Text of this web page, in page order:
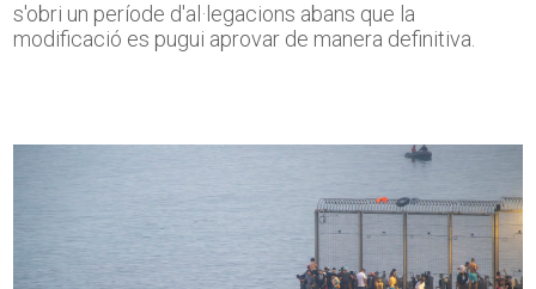
s'obri un període d'al·legacions abans que la
modificació es pugui aprovar de manera definitiva.